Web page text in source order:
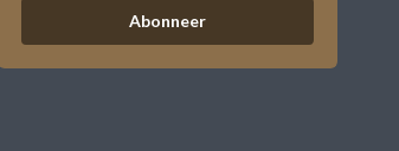
Abonneer